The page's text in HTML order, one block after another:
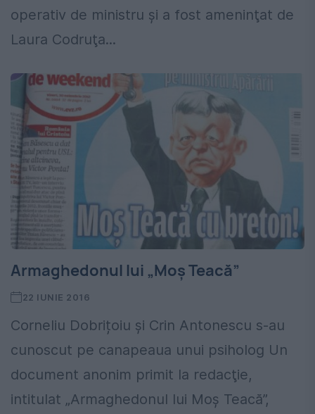
operativ de ministru şi a fost ameninţat de
Laura Codruţa...
Armaghedonul lui „Moș Teacă”
22 IUNIE 2016
Corneliu Dobrițoiu și Crin Antonescu s-au
cunoscut pe canapeaua unui psiholog Un
document anonim primit la redacţie,
intitulat „Armaghedonul lui Moş Teacă”,